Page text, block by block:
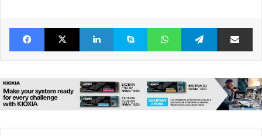
FacebookX LinkedIn Skype WhatsAppTelegram